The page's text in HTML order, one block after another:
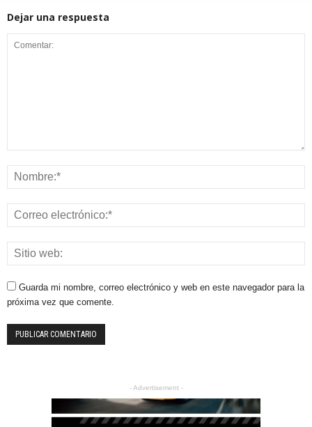
Dejar una respuesta
Guarda mi nombre, correo electrónico y web en este navegador para la
próxima vez que comente.
- Advertisement -